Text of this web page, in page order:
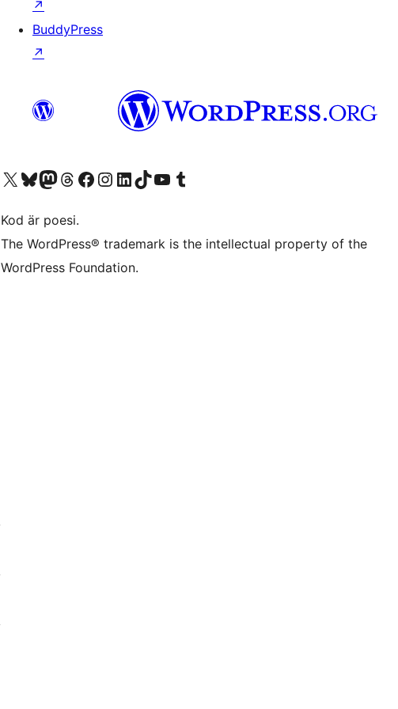
↗
BuddyPress
↗
Besök vår X-konto (f.d. Twitter)
Besök vårt Bluesky-konto
Besök vårt Mastodon-konto
Besök vårt Thread-konto
Besök vår Facebook-sidaBesök vårt Instagram-konto
Besök vårt LinkedIn-konto
Besök vårt TikTok-konto
Besök vår YouTube-kanalBesök vårt Tumblr-konto
Kod är poesi.
The WordPress® trademark is the intellectual property of the
WordPress Foundation.